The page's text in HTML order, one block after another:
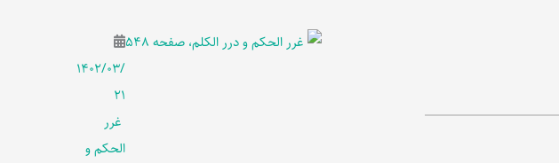
۱۴۰۲/۰۳/
۲۱
غرر
الحکم و